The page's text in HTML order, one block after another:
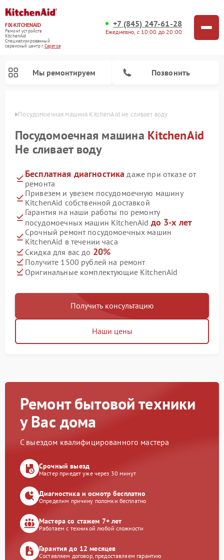
FIX-KITCHENAID
Ремонт устройств
KitchenAid
Специализированный
cервисный центр г.Саратов
+7 (845) 247-61-28
Ежедневно, с 10:00 до 20:00
Мы ремонтируем Позвонить
Посудомоечная машина KitchenAid не сливает воду
Посудомоечная машина KitchenAid
Не сливает воду
Бесплатная диагностика даже при отказе от
ремонта
Привезем и увезем посудомоечную машину
KitchenAid собственной доставкой
Гарантия на наши работы по ремонту
посудомоечных машин KitchenAid до 3-х лет
Срочный ремонт посудомоечных машин
KitchenAid в течении часа
Скидка для вас до 20%
Получите 1500 рублей на ремонт
Оригинальные комплектующие KitchenAid
Получить консультацию
Наши цены
Ремонт бытовой техники
у Вас дома
С выездом квалифицированного мастера
Срочный выезд
Мастер приедет уже через 30 минут
Диагностика и осмотр бесплатно
Определим причину поломки бесплатно
Мастера со стажем 7+ лет
Работаем с техникой любой сложности
Гарантия до 12 месяцев
Составляем договор, предоставляем гарантию